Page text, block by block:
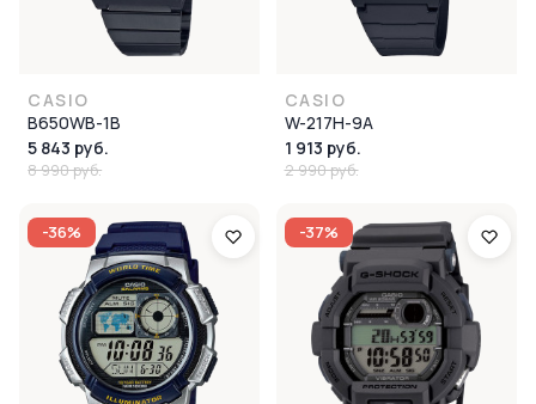
CASIO
B650WB-1B
5 843 руб.
8 990 руб.
CASIO
W-217H-9A
1 913 руб.
2 990 руб.
-36% -37%